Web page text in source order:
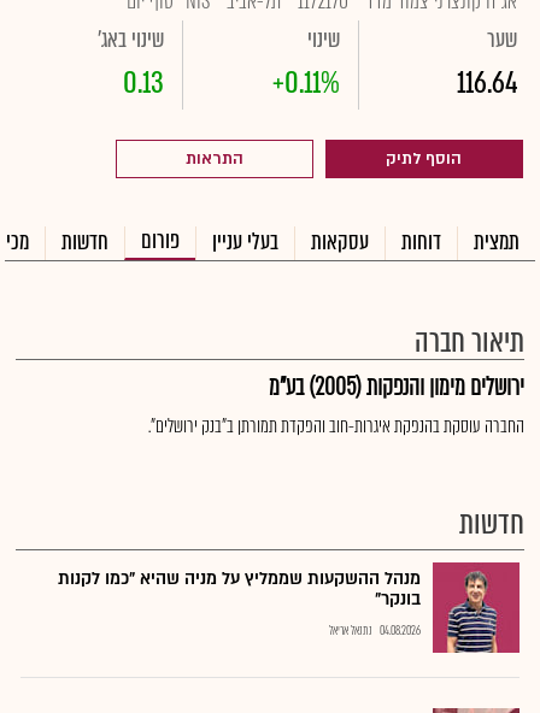
שער
116.64
שינוי
+0.11%
שינוי באג'
0.13
הוסף לתיק התראות
תמצית דוחות עסקאות בעלי עניין פורום חדשות
תיאור חברה
ירושלים מימון והנפקות (2005) בע"מ
החברה עוסקת בהנפקת איגרות-חוב והפקדת תמורתן ב"בנק ירושלים".
חדשות
מנהל ההשקעות שממליץ על מניה שהיא "כמו לקנות
בונקר"
04.08.2026 נתנאל אריאל